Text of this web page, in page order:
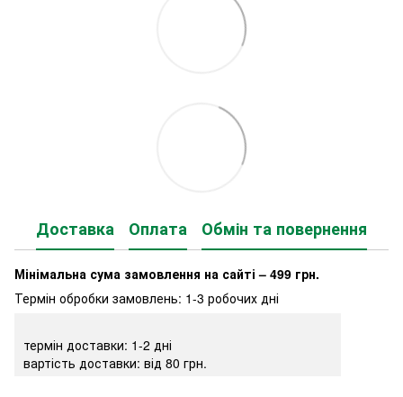
Доставка Оплата Обмін та повернення
Мінімальна сума замовлення на сайті – 499 грн.
Термін обробки замовлень: 1-3 робочих дні
термін доставки: 1-2 дні
вартість доставки: від 80 грн.